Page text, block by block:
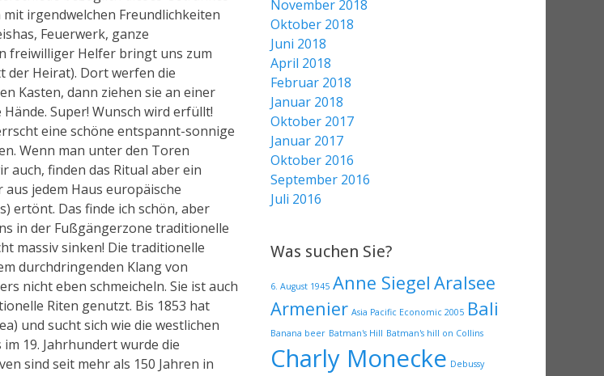
November 2018
Oktober 2018
Juni 2018
April 2018
Februar 2018
Januar 2018
Oktober 2017
Januar 2017
Oktober 2016
September 2016
Juli 2016
Was suchen Sie?
6. August 1945 Anne Siegel Aralsee
Armenier Asia Pacific Economic 2005 Bali
Banana beer Batman's Hill Batman's hill on Collins
Charly Monecke Debussy